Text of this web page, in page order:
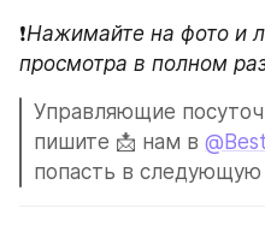
❗️Нажимайте на фото и
просмотра в полном
Управляющие
пишите 📩 нам в
попасть в